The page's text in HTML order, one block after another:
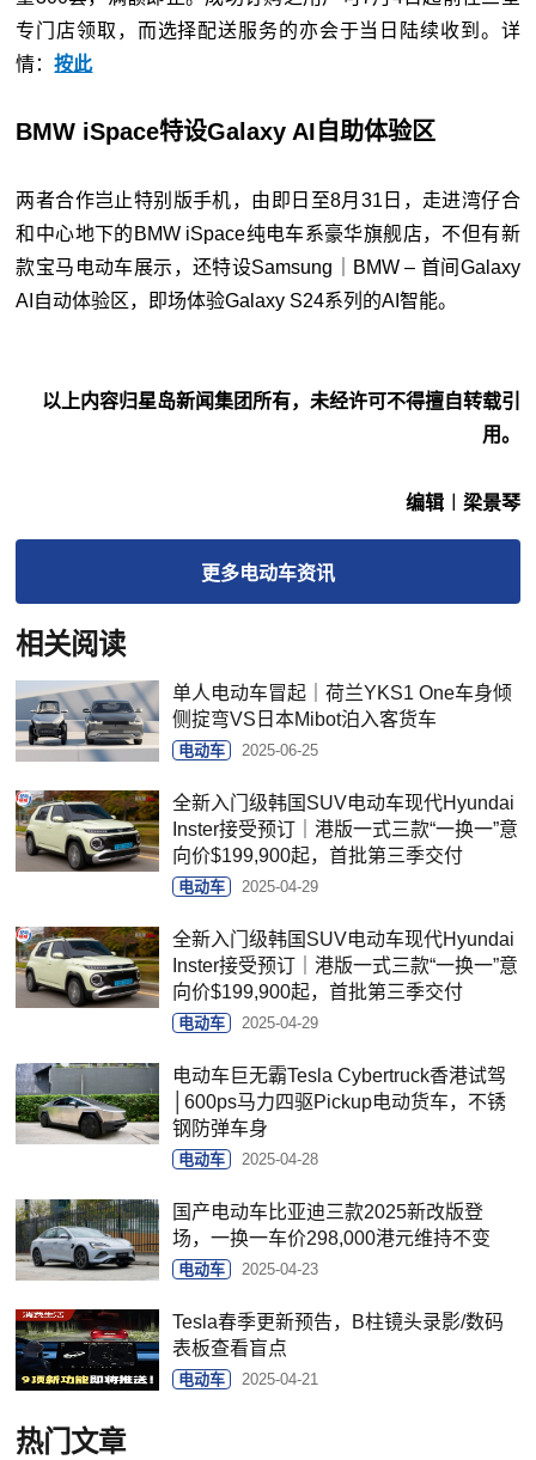
专门店领取，而选择配送服务的亦会于当日陆续收到。详
情：按此
BMW iSpace特设Galaxy AI自助体验区
两者合作岂止特别版手机，由即日至8月31日，走进湾仔合
和中心地下的BMW iSpace纯电车系豪华旗舰店，不但有新
款宝马电动车展示，还特设Samsung｜BMW – 首间Galaxy
AI自动体验区，即场体验Galaxy S24系列的AI智能。
以上内容归星岛新闻集团所有，未经许可不得擅自转载引
用。
编辑︱梁景琴
更多电动车资讯
相关阅读
单人电动车冒起｜荷兰YKS1 One车身倾
侧掟弯VS日本Mibot泊入客货车
电动车 2025-06-25
全新入门级韩国SUV电动车现代Hyundai
Inster接受预订｜港版一式三款“一换一”意
向价$199,900起，首批第三季交付
电动车 2025-04-29
全新入门级韩国SUV电动车现代Hyundai
Inster接受预订｜港版一式三款“一换一”意
向价$199,900起，首批第三季交付
电动车 2025-04-29
电动车巨无霸Tesla Cybertruck香港试驾
│600ps马力四驱Pickup电动货车，不锈
钢防弹车身
电动车 2025-04-28
国产电动车比亚迪三款2025新改版登
场，一换一车价298,000港元维持不变
电动车 2025-04-23
Tesla春季更新预告，B柱镜头录影/数码
表板查看盲点
电动车 2025-04-21
热门文章